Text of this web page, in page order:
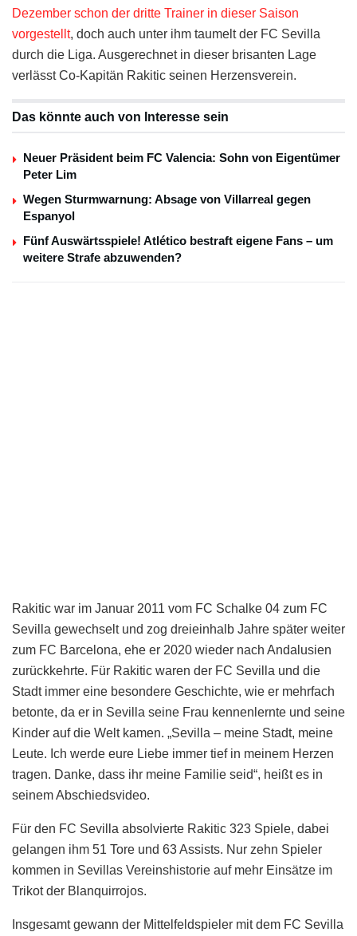
Dezember schon der dritte Trainer in dieser Saison
vorgestellt, doch auch unter ihm taumelt der FC Sevilla
durch die Liga. Ausgerechnet in dieser brisanten Lage
verlässt Co-Kapitän Rakitic seinen Herzensverein.
Das könnte auch von Interesse sein
Neuer Präsident beim FC Valencia: Sohn von Eigentümer
Peter Lim
Wegen Sturmwarnung: Absage von Villarreal gegen
Espanyol
Fünf Auswärtsspiele! Atlético bestraft eigene Fans – um
weitere Strafe abzuwenden?
Rakitic war im Januar 2011 vom FC Schalke 04 zum FC
Sevilla gewechselt und zog dreieinhalb Jahre später weiter
zum FC Barcelona, ehe er 2020 wieder nach Andalusien
zurückkehrte. Für Rakitic waren der FC Sevilla und die
Stadt immer eine besondere Geschichte, wie er mehrfach
betonte, da er in Sevilla seine Frau kennenlernte und seine
Kinder auf die Welt kamen. „Sevilla – meine Stadt, meine
Leute. Ich werde eure Liebe immer tief in meinem Herzen
tragen. Danke, dass ihr meine Familie seid“, heißt es in
seinem Abschiedsvideo.
Für den FC Sevilla absolvierte Rakitic 323 Spiele, dabei
gelangen ihm 51 Tore und 63 Assists. Nur zehn Spieler
kommen in Sevillas Vereinshistorie auf mehr Einsätze im
Trikot der Blanquirrojos.
Insgesamt gewann der Mittelfeldspieler mit dem FC Sevilla